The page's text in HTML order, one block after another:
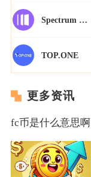
Spectrum Finance
TOP.ONE
更多资讯
fc币是什么意思啊